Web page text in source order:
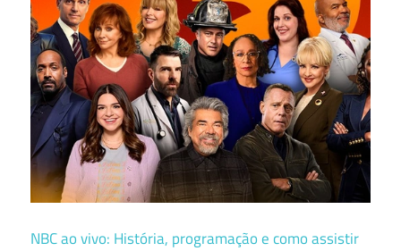
NBC ao vivo: História, programação e como assistir